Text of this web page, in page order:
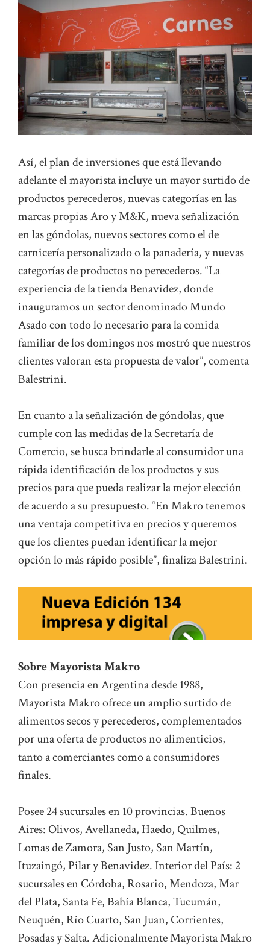
Así, el plan de inversiones que está llevando
adelante el mayorista incluye un mayor surtido de
productos perecederos, nuevas categorías en las
marcas propias Aro y M&K, nueva señalización
en las góndolas, nuevos sectores como el de
carnicería personalizado o la panadería, y nuevas
categorías de productos no perecederos. “La
experiencia de la tienda Benavidez, donde
inauguramos un sector denominado Mundo
Asado con todo lo necesario para la comida
familiar de los domingos nos mostró que nuestros
clientes valoran esta propuesta de valor”, comenta
Balestrini.
En cuanto a la señalización de góndolas, que
cumple con las medidas de la Secretaría de
Comercio, se busca brindarle al consumidor una
rápida identificación de los productos y sus
precios para que pueda realizar la mejor elección
de acuerdo a su presupuesto. “En Makro tenemos
una ventaja competitiva en precios y queremos
que los clientes puedan identificar la mejor
opción lo más rápido posible”, finaliza Balestrini.
Sobre Mayorista Makro
Con presencia en Argentina desde 1988,
Mayorista Makro ofrece un amplio surtido de
alimentos secos y perecederos, complementados
por una oferta de productos no alimenticios,
tanto a comerciantes como a consumidores
finales.
Posee 24 sucursales en 10 provincias. Buenos
Aires: Olivos, Avellaneda, Haedo, Quilmes,
Lomas de Zamora, San Justo, San Martín,
Ituzaingó, Pilar y Benavidez. Interior del País: 2
sucursales en Córdoba, Rosario, Mendoza, Mar
del Plata, Santa Fe, Bahía Blanca, Tucumán,
Neuquén, Río Cuarto, San Juan, Corrientes,
Posadas y Salta. Adicionalmente Mayorista Makro